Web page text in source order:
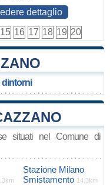
dettaglio
15 16 17 18 19 20
dintorni
situati nel Comune di
Stazione Milano
Smistamento 14.3km